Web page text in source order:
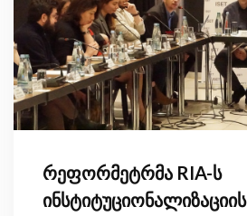
რეფორმეტრმა RIA-ს
ინსტიტუციონალიზაციის